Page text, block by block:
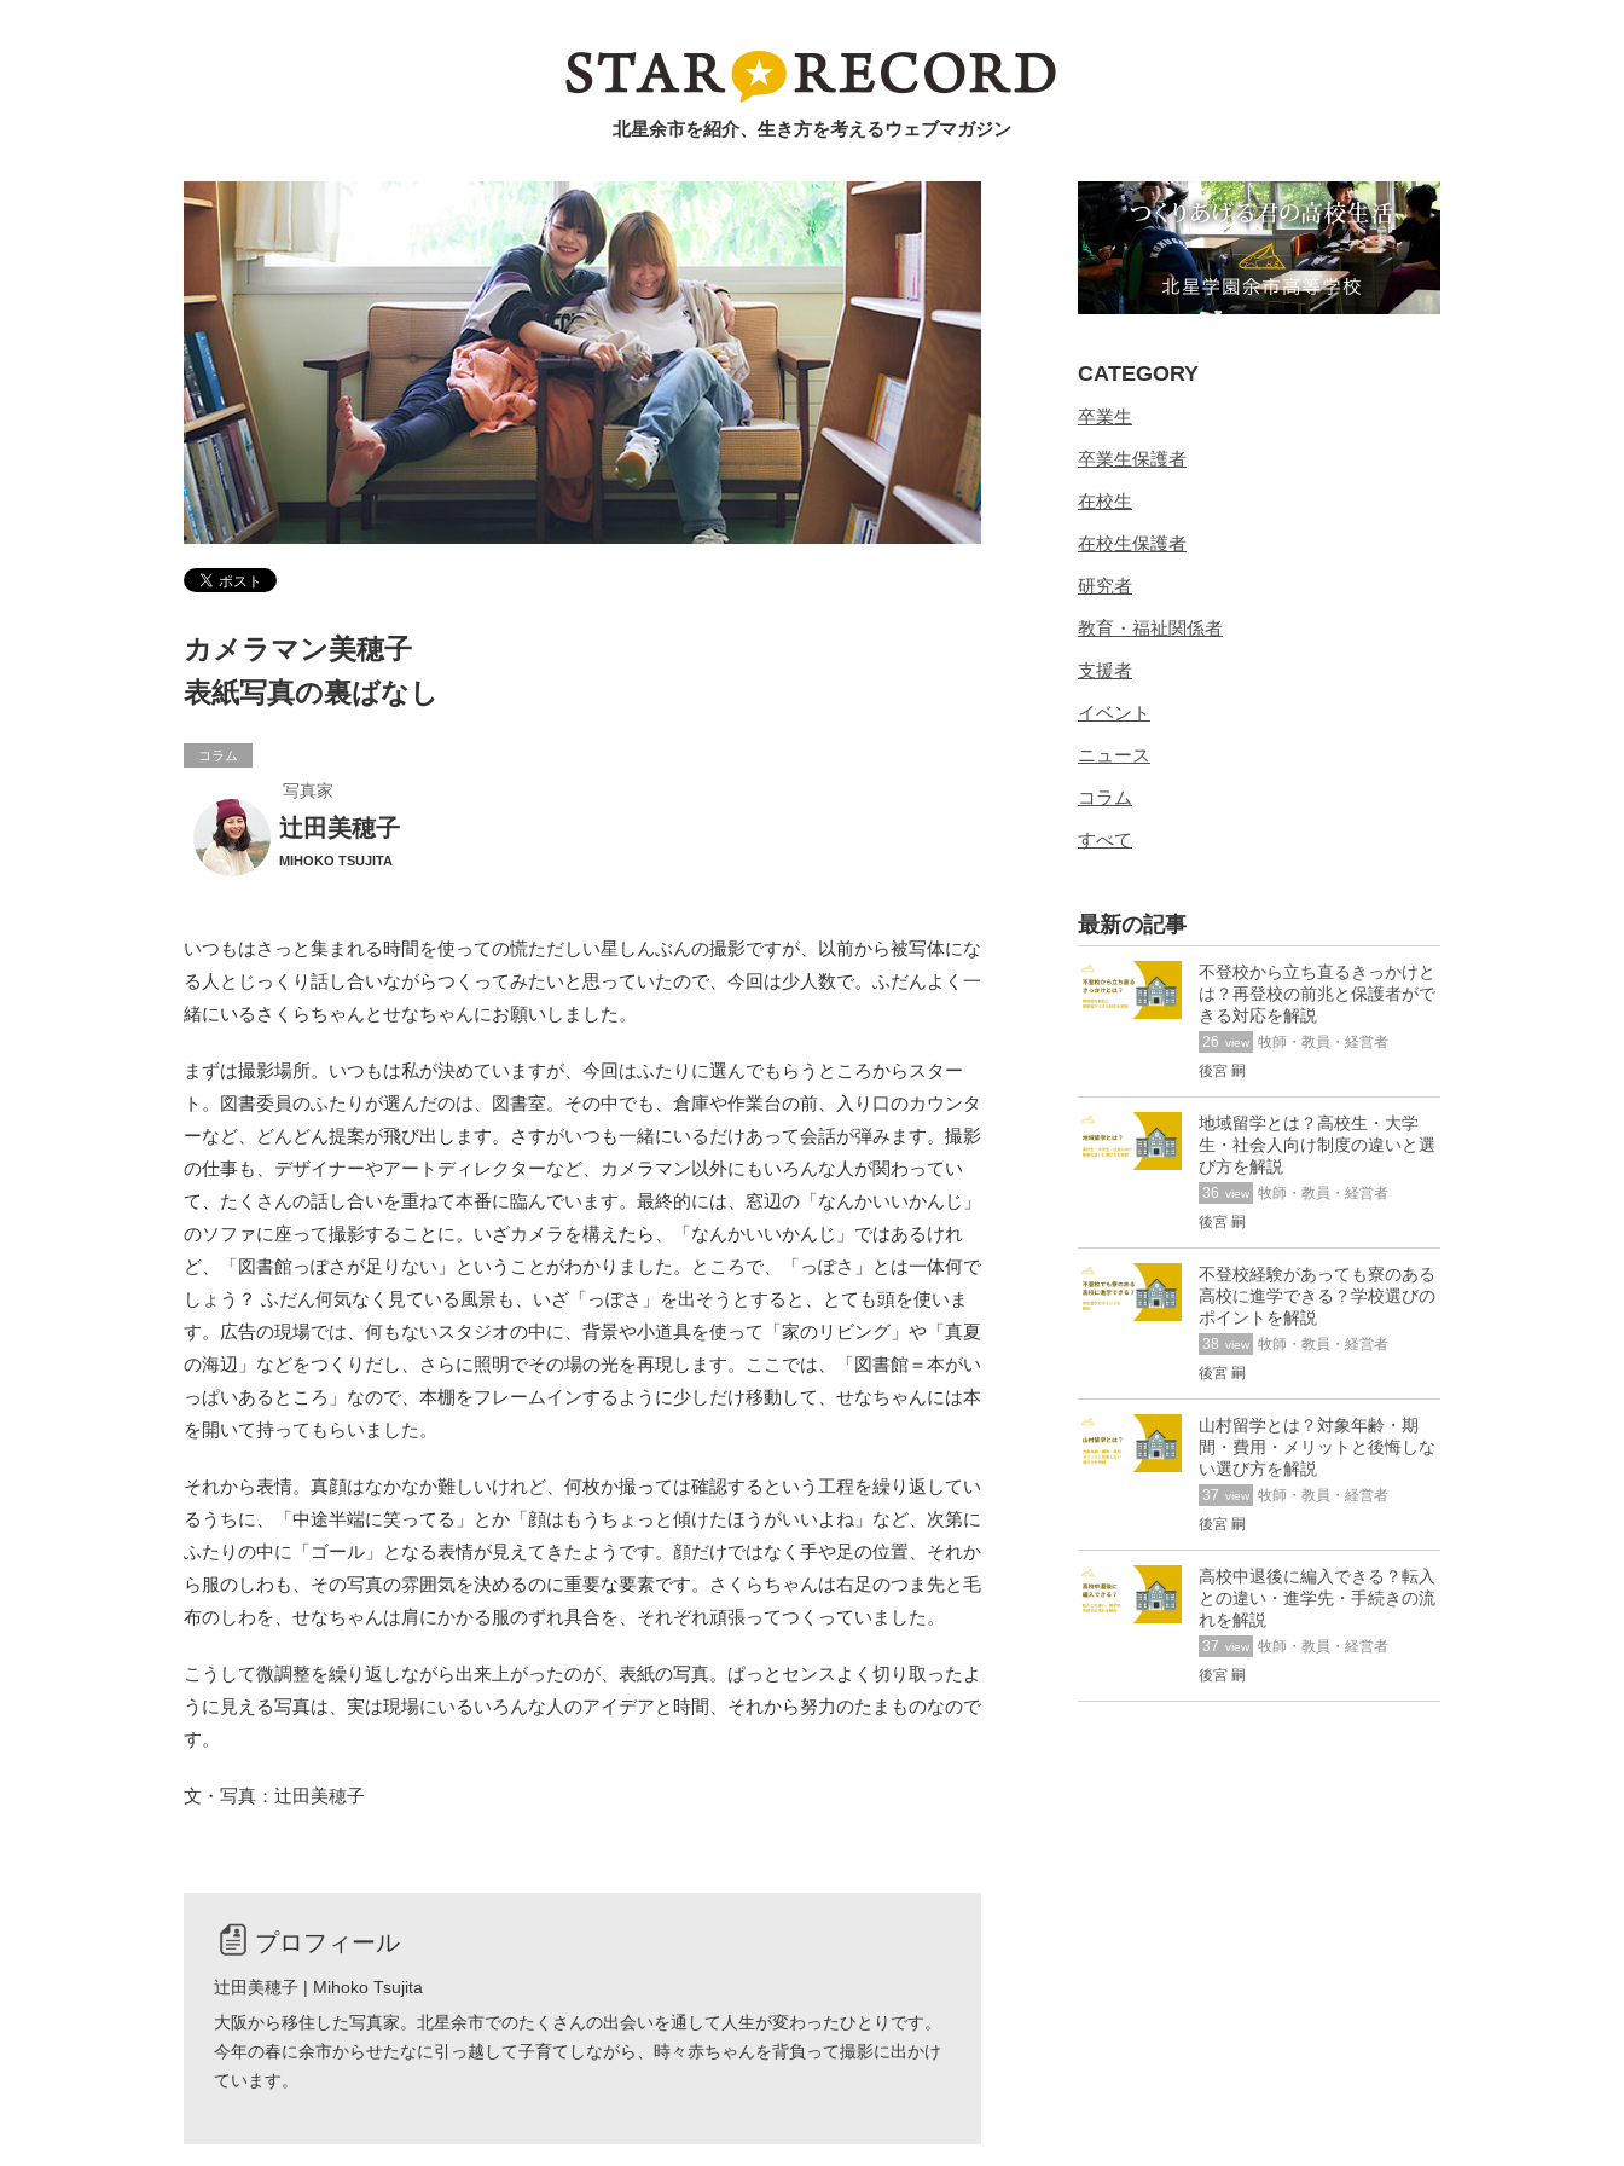
北星余市を紹介、生き方を考えるウェブマガジン
カメラマン美穂子
表紙写真の裏ばなし
コラム
写真家
辻田美穂子
MIHOKO TSUJITA
いつもはさっと集まれる時間を使っての慌ただしい星しんぶんの撮影ですが、以前から被写体にな
る人とじっくり話し合いながらつくってみたいと思っていたので、今回は少人数で。ふだんよく一
緒にいるさくらちゃんとせなちゃんにお願いしました。
まずは撮影場所。いつもは私が決めていますが、今回はふたりに選んでもらうところからスター
ト。図書委員のふたりが選んだのは、図書室。その中でも、倉庫や作業台の前、入り口のカウンタ
ーなど、どんどん提案が飛び出します。さすがいつも一緒にいるだけあって会話が弾みます。撮影
の仕事も、デザイナーやアートディレクターなど、カメラマン以外にもいろんな人が関わってい
て、たくさんの話し合いを重ねて本番に臨んでいます。最終的には、窓辺の「なんかいいかんじ」
のソファに座って撮影することに。いざカメラを構えたら、「なんかいいかんじ」ではあるけれ
ど、「図書館っぽさが足りない」ということがわかりました。ところで、「っぽさ」とは一体何で
しょう？ ふだん何気なく見ている風景も、いざ「っぽさ」を出そうとすると、とても頭を使いま
す。広告の現場では、何もないスタジオの中に、背景や小道具を使って「家のリビング」や「真夏
の海辺」などをつくりだし、さらに照明でその場の光を再現します。ここでは、「図書館＝本がい
っぱいあるところ」なので、本棚をフレームインするように少しだけ移動して、せなちゃんには本
を開いて持ってもらいました。
それから表情。真顔はなかなか難しいけれど、何枚か撮っては確認するという工程を繰り返してい
るうちに、「中途半端に笑ってる」とか「顔はもうちょっと傾けたほうがいいよね」など、次第に
ふたりの中に「ゴール」となる表情が見えてきたようです。顔だけではなく手や足の位置、それか
ら服のしわも、その写真の雰囲気を決めるのに重要な要素です。さくらちゃんは右足のつま先と毛
布のしわを、せなちゃんは肩にかかる服のずれ具合を、それぞれ頑張ってつくっていました。
こうして微調整を繰り返しながら出来上がったのが、表紙の写真。ぱっとセンスよく切り取ったよ
うに見える写真は、実は現場にいるいろんな人のアイデアと時間、それから努力のたまものなので
す。
文・写真：辻田美穂子
プロフィール
辻田美穂子 | Mihoko Tsujita
大阪から移住した写真家。北星余市でのたくさんの出会いを通して人生が変わったひとりです。
今年の春に余市からせたなに引っ越して子育てしながら、時々赤ちゃんを背負って撮影に出かけ
ています。
CATEGORY
卒業生
卒業生保護者
在校生
在校生保護者
研究者
教育・福祉関係者
支援者
イベント
ニュース
コラム
すべて
最新の記事
不登校から立ち直るきっかけと
は？再登校の前兆と保護者がで
きる対応を解説
26 view
牧師・教員・経営者
後宮 嗣
地域留学とは？高校生・大学
生・社会人向け制度の違いと選
び方を解説
36 view
牧師・教員・経営者
後宮 嗣
不登校経験があっても寮のある
高校に進学できる？学校選びの
ポイントを解説
38 view
牧師・教員・経営者
後宮 嗣
山村留学とは？対象年齢・期
間・費用・メリットと後悔しな
い選び方を解説
37 view
牧師・教員・経営者
後宮 嗣
高校中退後に編入できる？転入
との違い・進学先・手続きの流
れを解説
37 view
牧師・教員・経営者
後宮 嗣